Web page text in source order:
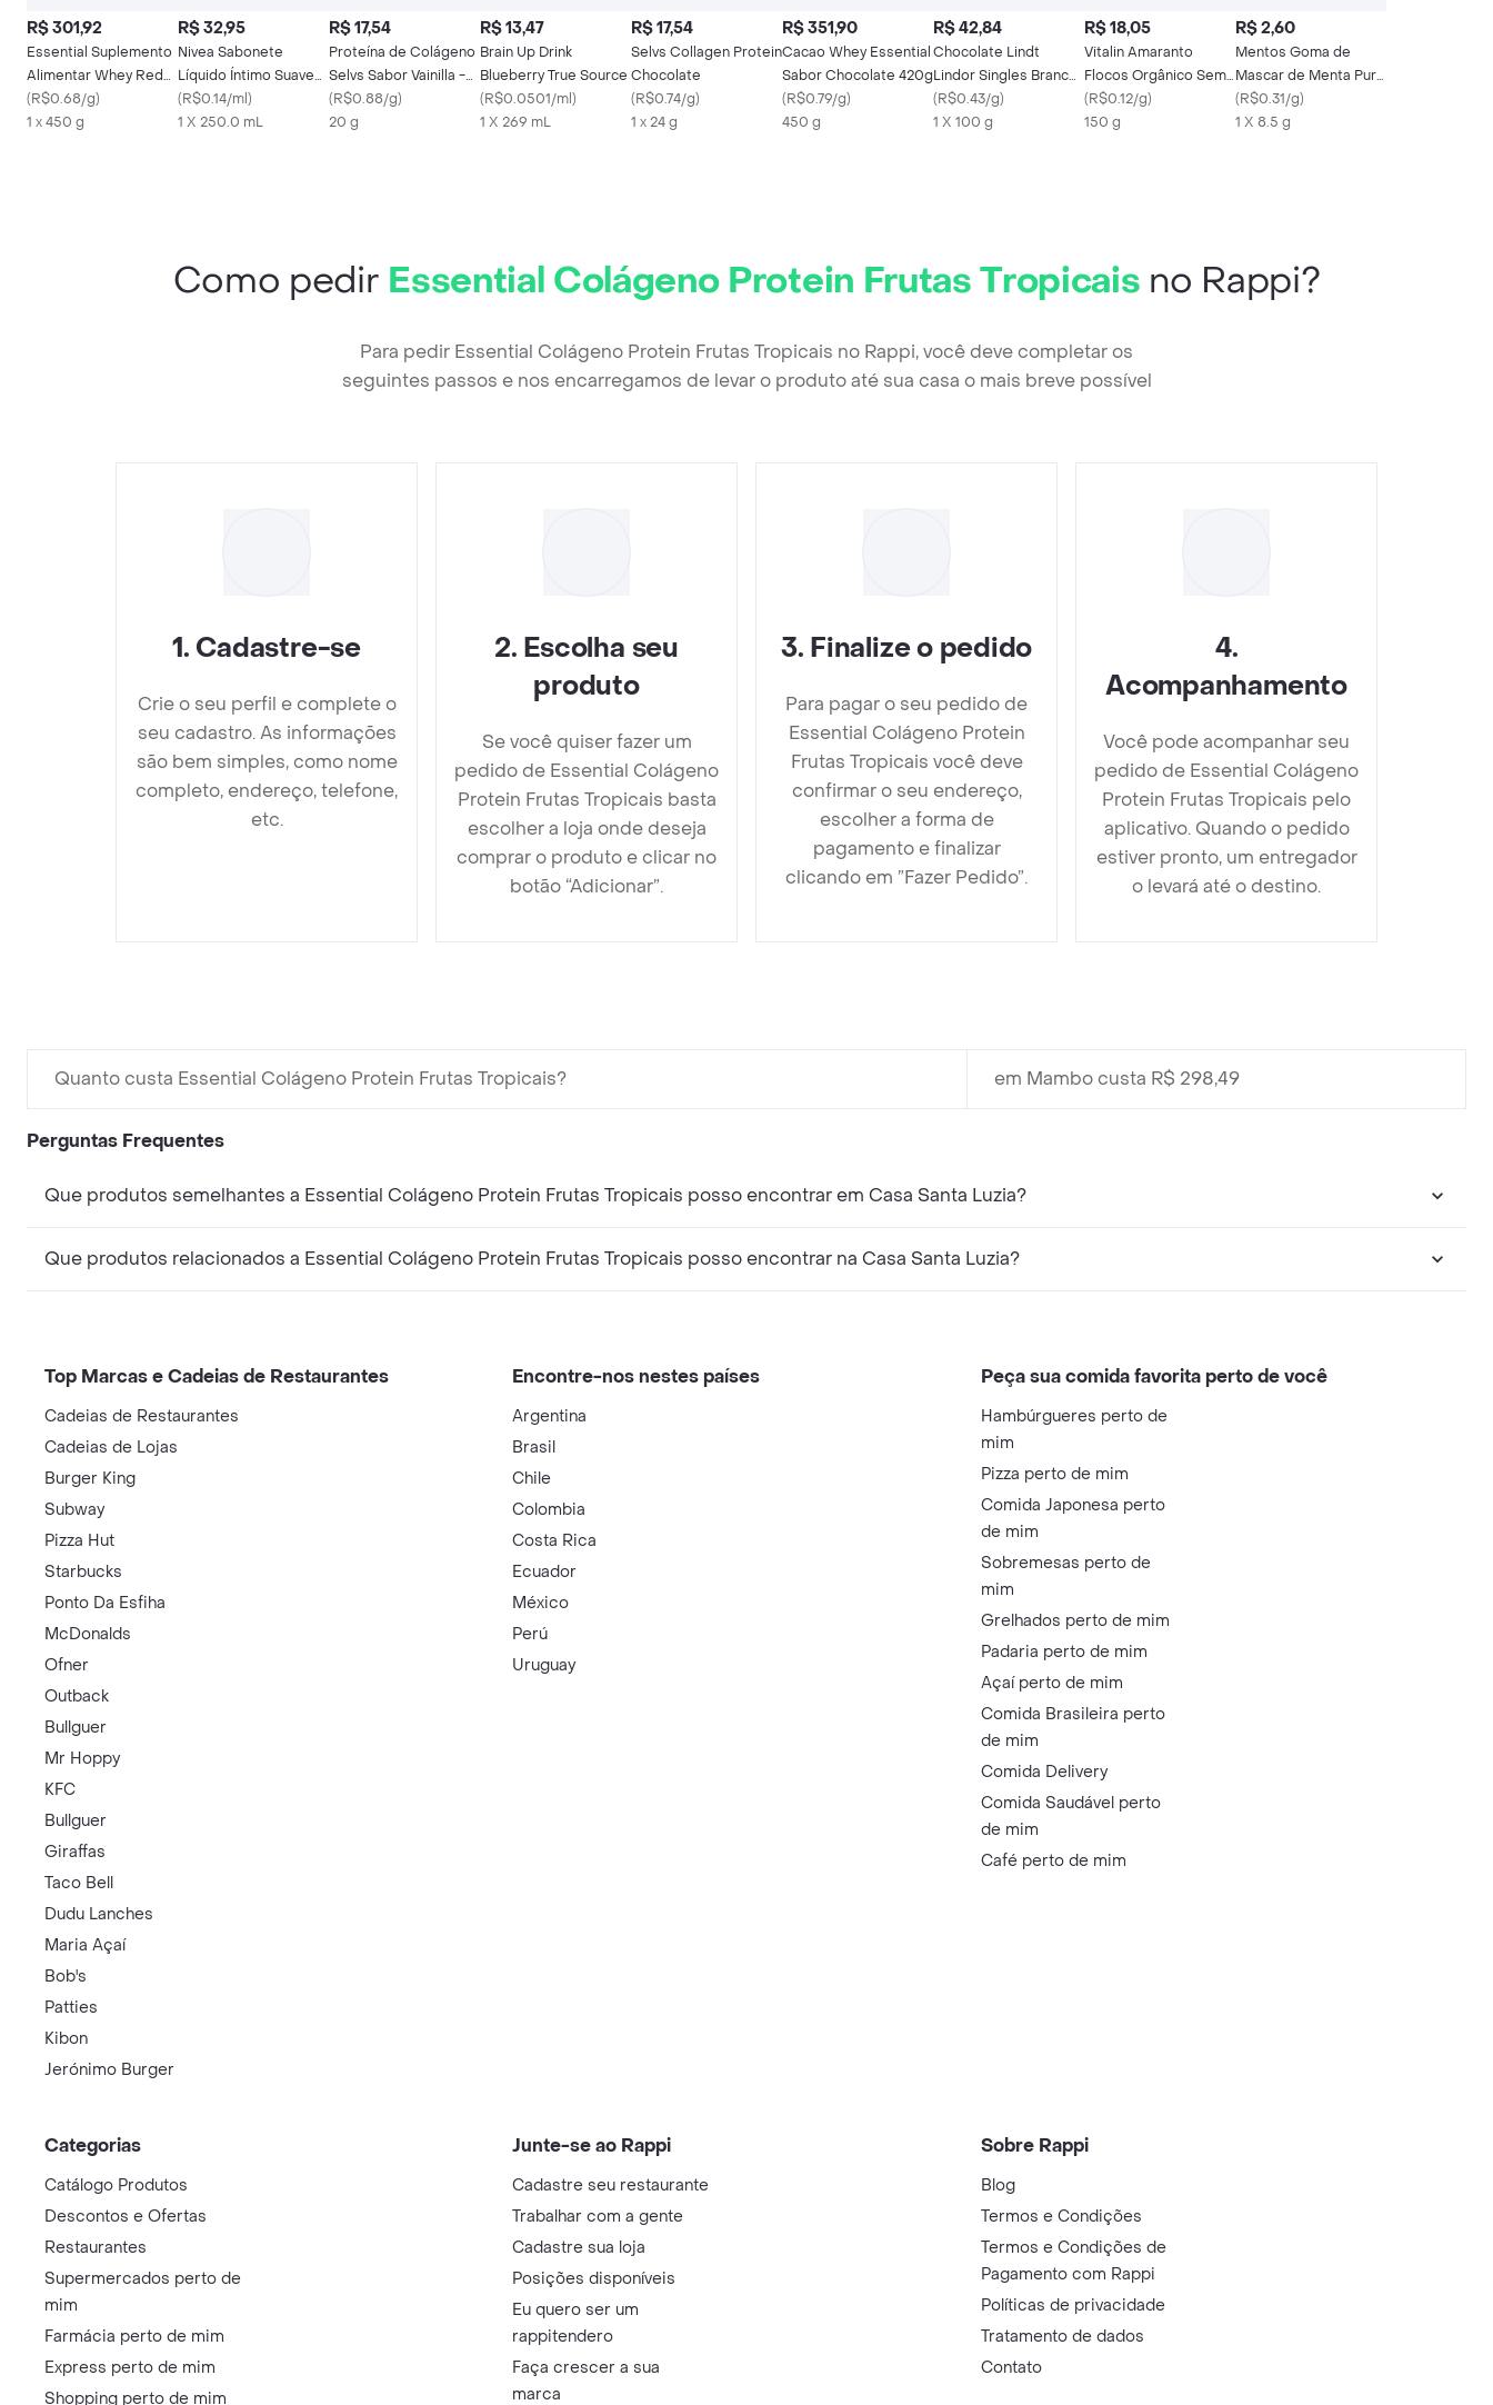
R$ 301,92
Essential Suplemento
Alimentar Whey Red
Berry
(R$0.68/g)
1 x 450 g
R$ 32,95
Nivea Sabonete
Líquido Íntimo Suave
250ml
(R$0.14/ml)
1 X 250.0 mL
R$ 17,54
Proteína de Colágeno
Selvs Sabor Vainilla -
Sobre
(R$0.88/g)
20 g
R$ 13,47
Brain Up Drink
Blueberry True Source
(R$0.0501/ml)
1 X 269 mL
R$ 17,54
Selvs Collagen Protein
Chocolate
(R$0.74/g)
1 x 24 g
R$ 351,90
Cacao Whey Essential
Sabor Chocolate 420g
(R$0.79/g)
450 g
R$ 42,84
Chocolate Lindt
Lindor Singles Branco
100 g Com 18
Unidades
(R$0.43/g)
1 X 100 g
R$ 18,05
Vitalin Amaranto
Flocos Orgânico Sem
Glúten
(R$0.12/g)
150 g
R$ 2,60
Mentos Goma de
Mascar de Menta Pure
Fresh
(R$0.31/g)
1 X 8.5 g
Como pedir Essential Colágeno Protein Frutas Tropicais no Rappi?
Para pedir Essential Colágeno Protein Frutas Tropicais no Rappi, você deve completar os
seguintes passos e nos encarregamos de levar o produto até sua casa o mais breve possível
1. Cadastre-se
Crie o seu perfil e complete o
seu cadastro. As informações
são bem simples, como nome
completo, endereço, telefone,
etc.
2. Escolha seu
produto
Se você quiser fazer um
pedido de Essential Colágeno
Protein Frutas Tropicais basta
escolher a loja onde deseja
comprar o produto e clicar no
botão “Adicionar”.
3. Finalize o pedido
Para pagar o seu pedido de
Essential Colágeno Protein
Frutas Tropicais você deve
confirmar o seu endereço,
escolher a forma de
pagamento e finalizar
clicando em ”Fazer Pedido”.
4.
Acompanhamento
Você pode acompanhar seu
pedido de Essential Colágeno
Protein Frutas Tropicais pelo
aplicativo. Quando o pedido
estiver pronto, um entregador
o levará até o destino.
Quanto custa Essential Colágeno Protein Frutas Tropicais? em Mambo custa R$ 298,49
Perguntas Frequentes
Que produtos semelhantes a Essential Colágeno Protein Frutas Tropicais posso encontrar em Casa Santa Luzia?
Que produtos relacionados a Essential Colágeno Protein Frutas Tropicais posso encontrar na Casa Santa Luzia?
Top Marcas e Cadeias de Restaurantes
Cadeias de Restaurantes
Cadeias de Lojas
Burger King
Subway
Pizza Hut
Starbucks
Ponto Da Esfiha
McDonalds
Ofner
Outback
Bullguer
Mr Hoppy
KFC
Bullguer
Giraffas
Taco Bell
Dudu Lanches
Maria Açaí
Bob's
Patties
Kibon
Jerónimo Burger
Encontre-nos nestes países
Argentina
Brasil
Chile
Colombia
Costa Rica
Ecuador
México
Perú
Uruguay
Peça sua comida favorita perto de você
Hambúrgueres perto de
mim
Pizza perto de mim
Comida Japonesa perto
de mim
Sobremesas perto de
mim
Grelhados perto de mim
Padaria perto de mim
Açaí perto de mim
Comida Brasileira perto
de mim
Comida Delivery
Comida Saudável perto
de mim
Café perto de mim
Categorias
Catálogo Produtos
Descontos e Ofertas
Restaurantes
Supermercados perto de
mim
Farmácia perto de mim
Express perto de mim
Shopping perto de mim
Junte-se ao Rappi
Cadastre seu restaurante
Trabalhar com a gente
Cadastre sua loja
Posições disponíveis
Eu quero ser um
rappitendero
Faça crescer a sua
marca
Sobre Rappi
Blog
Termos e Condições
Termos e Condições de
Pagamento com Rappi
Políticas de privacidade
Tratamento de dados
Contato